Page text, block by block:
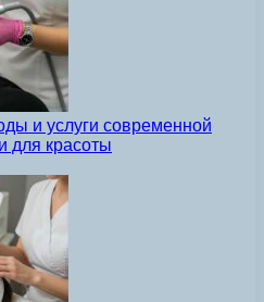
и услуги современной
для красоты